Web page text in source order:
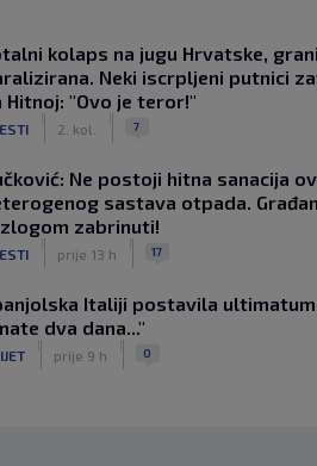
kolaps na jugu Hrvatske,
Neki iscrpljeni putnici
Hitnoj: "Ovo je teror!"
2. kol. 7
Ne postoji hitna sanacija
sastava otpada.
zabrinuti!
prije 13 h 17
Italiji postavila
dva dana..."
prije 9 h 0